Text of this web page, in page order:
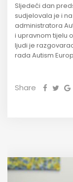
Sljedeći dan
sudjelovala je i
administratora
i upravnom tijelu
ljudi je
rada Autism
Share